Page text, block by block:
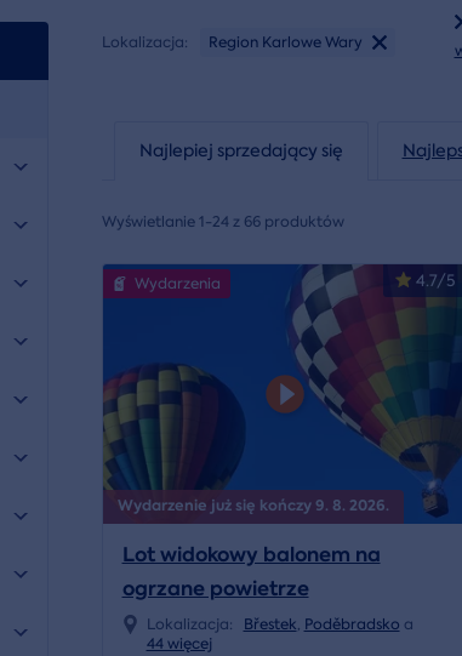
Lokalizacja: Region Karlowe Wary
Najlepiej sprzedający się
Wyświetlanie 1-24 z 66 produktów
Wydarzenie już się kończy 9. 8. 2026.
4.7/5
Wydarzenia
Lot widokowy balonem na
ogrzane powietrze
Lokalizacja: Břestek, Poděbradsko a
44 więcej